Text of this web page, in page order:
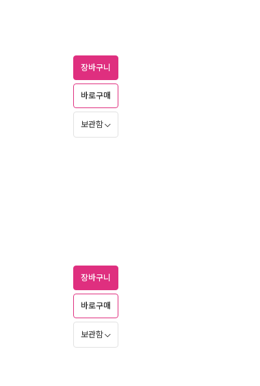
장바구니
바로구매
보관함
장바구니
바로구매
보관함